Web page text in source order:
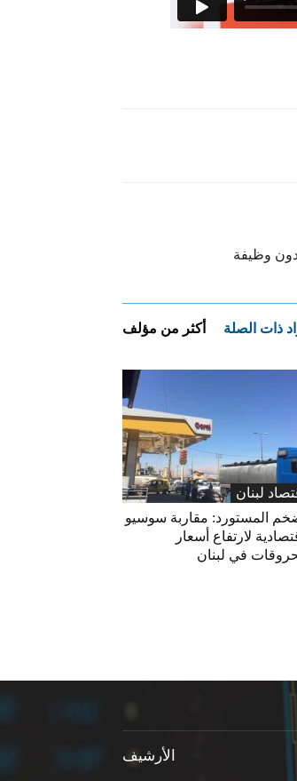
وظيفة
ذات الصلة أكثر من مؤلف
لبنان
المستورد: مقاربة سوسيو
لارتفاع أسعار
في لبنان
الأرشيف